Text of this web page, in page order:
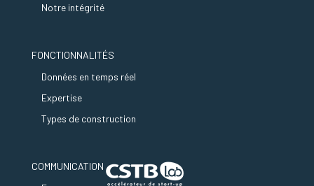
Notre intégrité
FONCTIONNALITÉS
Données en temps réel
Expertise
Types de construction
COMMUNICATION